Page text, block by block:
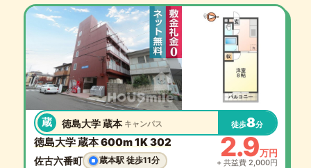
蔵 徳島大学 蔵本 キャンパス 徒歩8分
徳島大学 蔵本 600m 1K 302
佐古六番町 蔵本駅 徒歩11分 2.9万円
+ 共益費 2,000円